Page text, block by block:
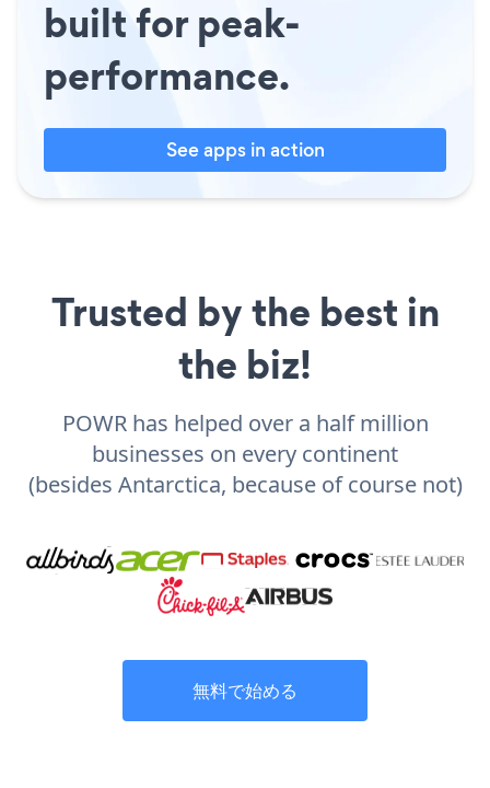
built for peak-
performance.
See apps in action
Trusted by the best in
the biz!
POWR has helped over a half million
businesses on every continent
(besides Antarctica, because of course not)
無料で始める